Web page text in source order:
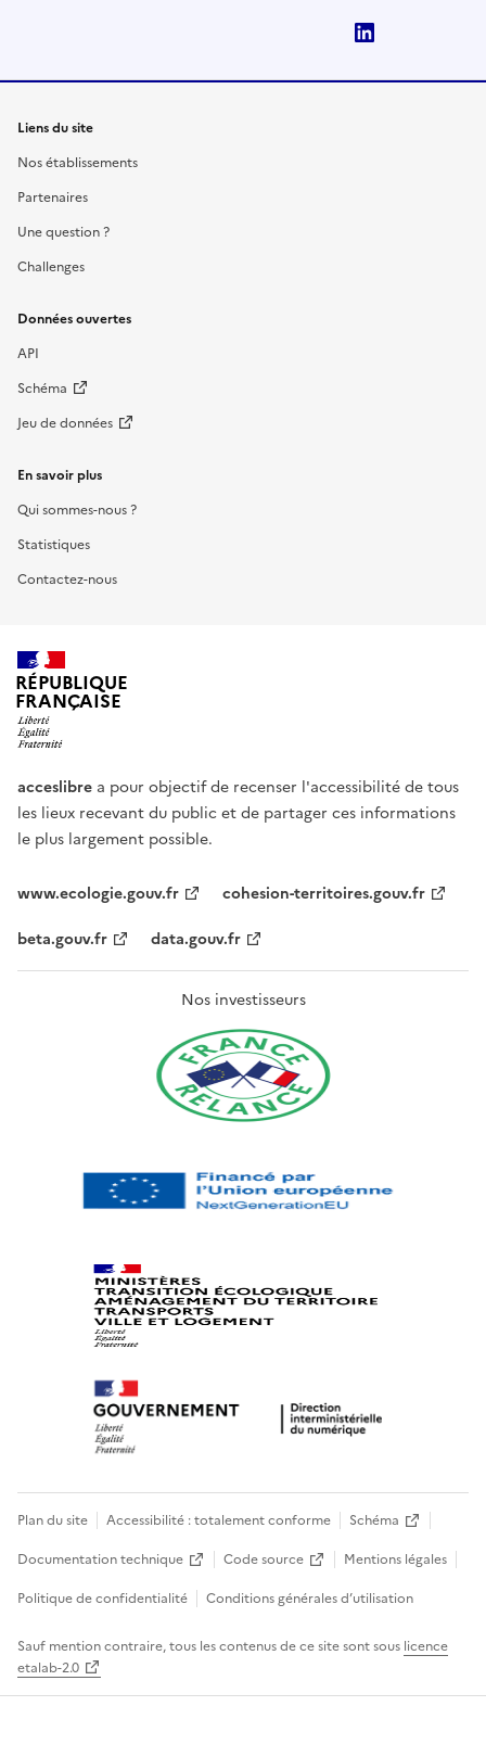
Liens du site
Nos établissements
Partenaires
Une question ?
Challenges
Données ouvertes
API
Schéma
Jeu de données
En savoir plus
Qui sommes-nous ?
Statistiques
Contactez-nous
RÉPUBLIQUE
FRANÇAISE
acceslibre a pour objectif de recenser l'accessibilité de tous
les lieux recevant du public et de partager ces informations
le plus largement possible.
www.ecologie.gouv.fr
cohesion-territoires.gouv.fr
beta.gouv.fr
data.gouv.fr
Nos investisseurs
Plan du site Accessibilité : totalement conforme
Schéma
Documentation technique
Code source
Mentions légales
Politique de confidentialité
Conditions générales d’utilisation
Sauf mention contraire, tous les contenus de ce site sont sous licence
etalab-2.0